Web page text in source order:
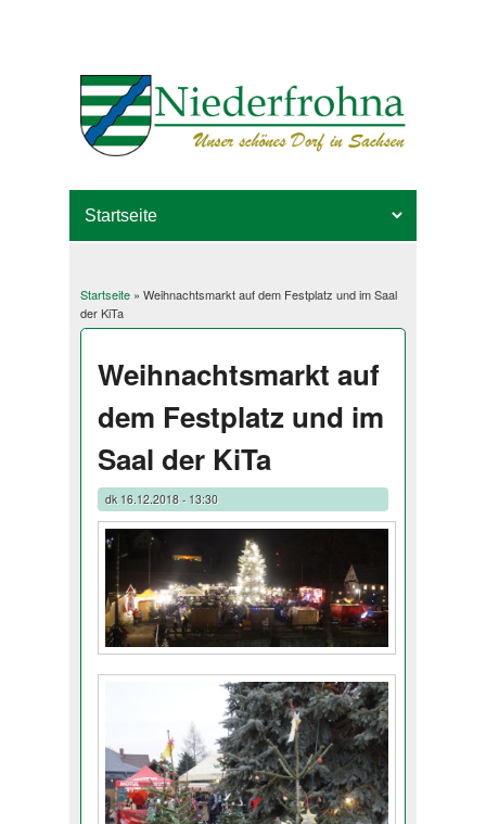
Sie sind hier
Startseite» Weihnachtsmarkt auf dem Festplatz und im Saal
der KiTa
Weihnachtsmarkt auf
dem Festplatz und im
Saal der KiTa
dk16.12.2018 - 13:30